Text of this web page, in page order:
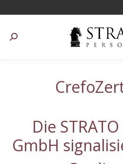
Suchen:
Die
GmbH